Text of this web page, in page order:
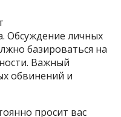
Обсуждение личных
базироваться на
Важный
обвинений и
просит вас